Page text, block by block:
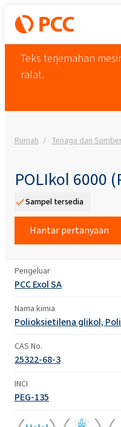
Teks terjemahan
ralat.
Rumah Tenaga dan
POLIkol 6000
Sampel tersedia
Hantar pertanyaan
Pengeluar
PCC Exol SA
Nama kimia
Polioksietilena glikol,
CAS No.
25322-68-3
INCI
PEG-135